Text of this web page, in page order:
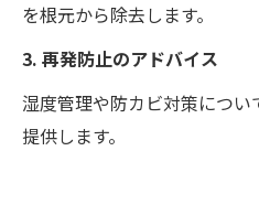
を根元から除去します。
3. 再発防止のアドバイス
湿度管理や防カビ対策につ
提供します。